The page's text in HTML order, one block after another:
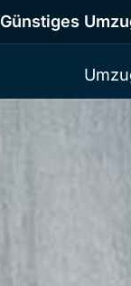
Günstiges